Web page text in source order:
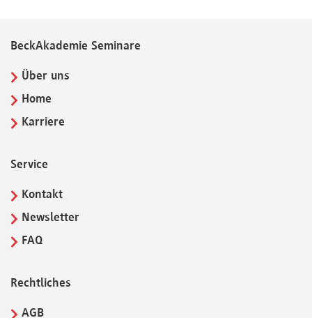
BeckAkademie Seminare
Über uns
Home
Karriere
Service
Kontakt
Newsletter
FAQ
Rechtliches
AGB